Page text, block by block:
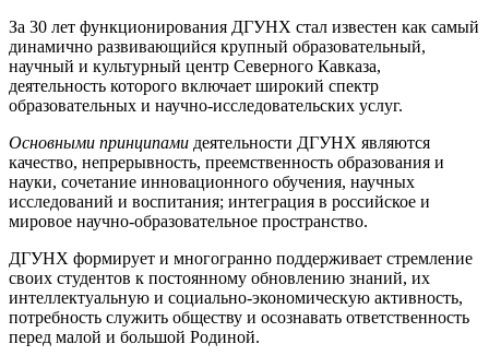
За 30 лет функционирования ДГУНХ стал известен как самый
динамично развивающийся крупный образовательный,
научный и культурный центр Северного Кавказа,
деятельность которого включает широкий спектр
образовательных и научно-исследовательских услуг.
Основными принципами деятельности ДГУНХ являются
качество, непрерывность, преемственность образования и
науки, сочетание инновационного обучения, научных
исследований и воспитания; интеграция в российское и
мировое научно-образовательное пространство.
ДГУНХ формирует и многогранно поддерживает стремление
своих студентов к постоянному обновлению знаний, их
интеллектуальную и социально-экономическую активность,
потребность служить обществу и осознавать ответственность
перед малой и большой Родиной.